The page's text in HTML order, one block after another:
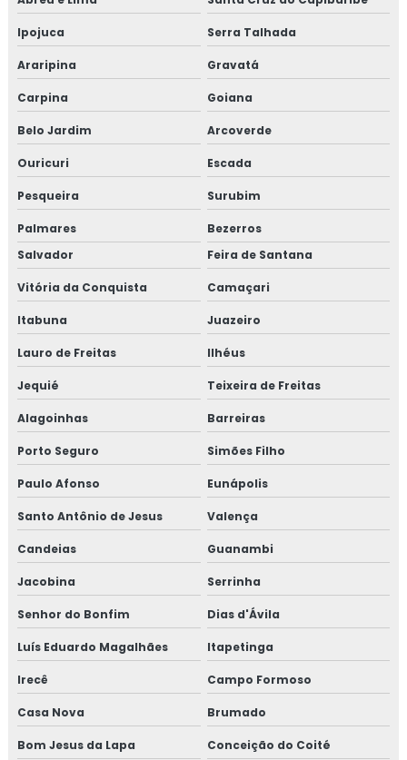
Ipojuca Serra Talhada
Araripina Gravatá
Carpina Goiana
Belo Jardim Arcoverde
Ouricuri Escada
Pesqueira Surubim
Palmares
Bezerros
Salvador
Feira de Santana
Vitória da Conquista Camaçari
Itabuna Juazeiro
Lauro de Freitas Ilhéus
Jequié Teixeira de Freitas
Alagoinhas Barreiras
Porto Seguro Simões Filho
Paulo Afonso Eunápolis
Santo Antônio de Jesus Valença
Candeias Guanambi
Jacobina Serrinha
Senhor do Bonfim Dias d'Ávila
Luís Eduardo Magalhães Itapetinga
Irecê Campo Formoso
Casa Nova Brumado
Bom Jesus da Lapa Conceição do Coité